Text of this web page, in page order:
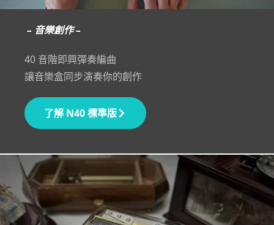
– 音樂創作 –
40 音階即興彈奏編曲
讓音樂盒同步演奏你的創作
了解 N40 標準版